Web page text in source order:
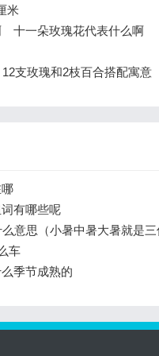
米
十一朵玫瑰花代表什么啊
支玫瑰和2枝百合搭配寓意
有哪些呢
意思（小暑中暑大暑就是三
车
季节成熟的